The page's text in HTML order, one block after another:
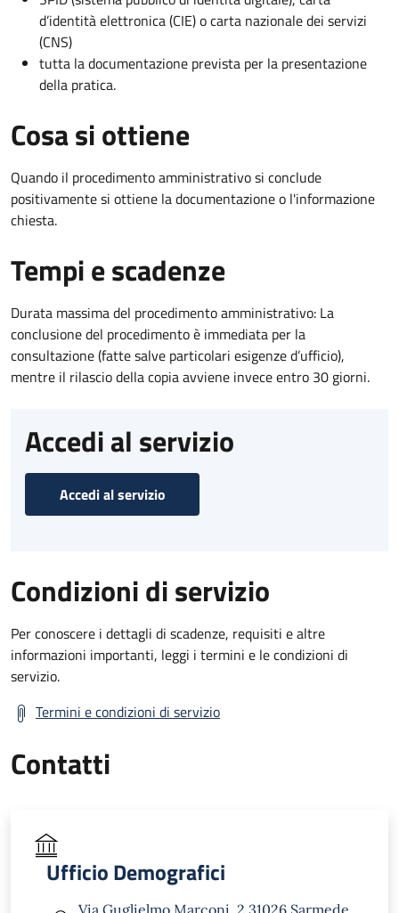
d’identità elettronica (CIE) o carta nazionale dei servizi
(CNS)
tutta la documentazione prevista per la presentazione
della pratica.
Cosa si ottiene
Quando il procedimento amministrativo si conclude
positivamente si ottiene la documentazione o l'informazione
chiesta.
Tempi e scadenze
Durata massima del procedimento amministrativo: La
conclusione del procedimento è immediata per la
consultazione (fatte salve particolari esigenze d’ufficio),
mentre il rilascio della copia avviene invece entro 30 giorni.
Accedi al servizio
Accedi al servizio
Condizioni di servizio
Per conoscere i dettagli di scadenze, requisiti e altre
informazioni importanti, leggi i termini e le condizioni di
servizio.
Termini e condizioni di servizio
Contatti
Ufficio Demografici
Via Guglielmo Marconi, 2 31026 Sarmede